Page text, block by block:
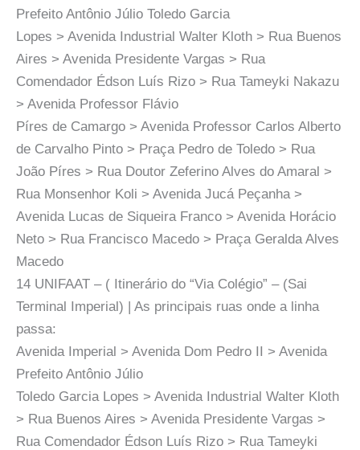
Prefeito Antônio Júlio Toledo Garcia
Lopes > Avenida Industrial Walter Kloth > Rua Buenos
Aires > Avenida Presidente Vargas > Rua
Comendador Édson Luís Rizo > Rua Tameyki Nakazu
> Avenida Professor Flávio
Píres de Camargo > Avenida Professor Carlos Alberto
de Carvalho Pinto > Praça Pedro de Toledo > Rua
João Píres > Rua Doutor Zeferino Alves do Amaral >
Rua Monsenhor Koli > Avenida Jucá Peçanha >
Avenida Lucas de Siqueira Franco > Avenida Horácio
Neto > Rua Francisco Macedo > Praça Geralda Alves
Macedo
14 UNIFAAT – ( Itinerário do “Via Colégio” – (Sai
Terminal Imperial) | As principais ruas onde a linha
passa:
Avenida Imperial > Avenida Dom Pedro II > Avenida
Prefeito Antônio Júlio
Toledo Garcia Lopes > Avenida Industrial Walter Kloth
> Rua Buenos Aires > Avenida Presidente Vargas >
Rua Comendador Édson Luís Rizo > Rua Tameyki